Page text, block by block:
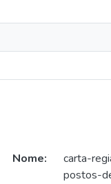
Nome:
carta-
postos-